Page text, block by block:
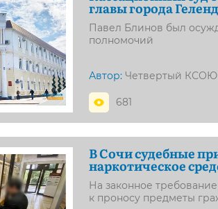
главы города
Павел Блинов был
полномочий
Автор: Четвертый КСОЮ
681
В Сочи судебные
наркотическое
На законное
к проносу предметы